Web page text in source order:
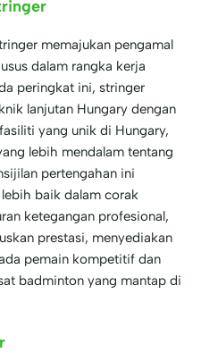
memajukan pengamal
dalam rangka kerja
peringkat ini, stringer
lanjutan Hungary dengan
yang unik di Hungary,
lebih mendalam tentang
pertengahan ini
baik dalam corak
ketegangan profesional,
prestasi, menyediakan
pemain kompetitif dan
badminton yang mantap di